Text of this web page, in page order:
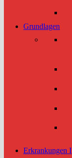
Grundlagen
Erkrankungen I